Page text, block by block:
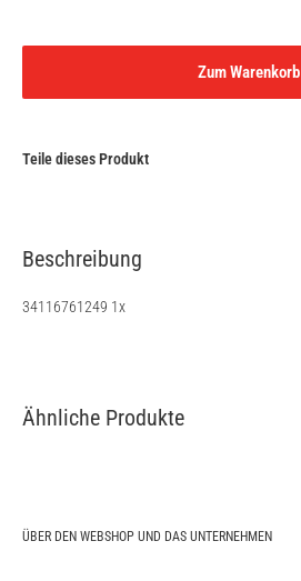
Zum Warenkorb
Teile dieses Produkt
Beschreibung
34116761249 1x
Ähnliche Produkte
ÜBER DEN WEBSHOP UND DAS UNTERNEHMEN